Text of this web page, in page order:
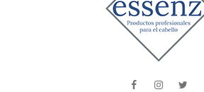
essenz
EL
FacebookInstagram